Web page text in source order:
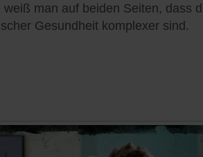
weiß man auf beiden Seiten, dass
Gesundheit komplexer sind.